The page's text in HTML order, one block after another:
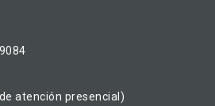
atención presencial)